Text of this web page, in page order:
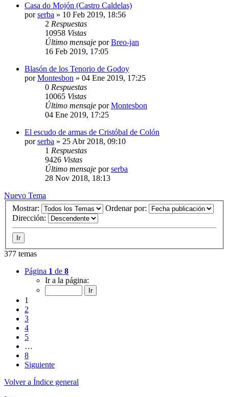
Casa do Mojón (Castro Caldelas)
porserba » 10 Feb 2019, 18:56
2 Respuestas
10958 Vistas
Último mensaje porBreo-jan
16 Feb 2019, 17:05
Blasón de los Tenorio de Godoy
porMontesbon » 04 Ene 2019, 17:25
0 Respuestas
10065 Vistas
Último mensaje porMontesbon
04 Ene 2019, 17:25
El escudo de armas de Cristóbal de Colón
porserba » 25 Abr 2018, 09:10
1 Respuestas
9426 Vistas
Último mensaje porserba
28 Nov 2018, 18:13
Nuevo Tema
Mostrar:
Ordenar por:
Dirección:
377 temas
Página 1 de 8
Ir a la página:
1
2
3
4
5
…
8
Siguiente
Volver a Índice general